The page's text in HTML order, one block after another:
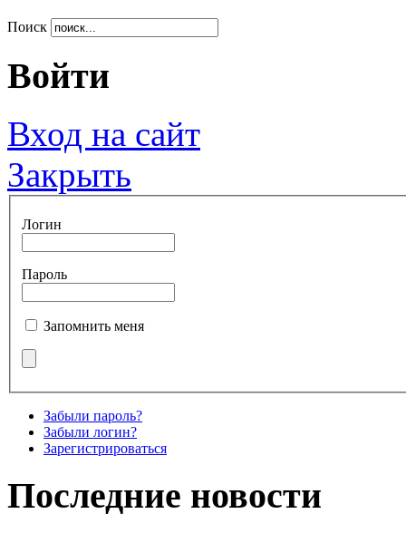
Поиск
Войти
Вход на сайт
Закрыть
Логин
Пароль
Запомнить меня
Забыли пароль?
Забыли логин?
Зарегистрироваться
Последние новости